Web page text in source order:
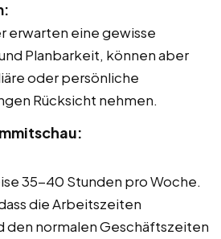
erwarten eine gewisse
Planbarkeit, können aber
oder persönliche
Rücksicht nehmen.
35-40 Stunden pro Woche.
die Arbeitszeiten
den normalen Geschäftszeiten